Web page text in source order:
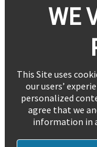
WE
This Site uses
our users’
personalized
agree that we
information in